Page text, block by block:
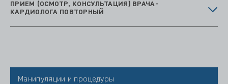
ПРИЕМ (ОСМОТР, КОНСУЛЬТАЦИЯ) ВРАЧА-
КАРДИОЛОГА ПОВТОРНЫЙ
Манипуляции и процедуры